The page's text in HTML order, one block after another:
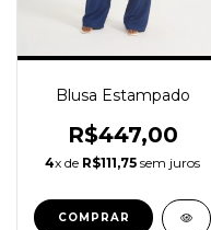
Blusa Estampado
R$447,00
4x de R$111,75 sem juros
COMPRAR